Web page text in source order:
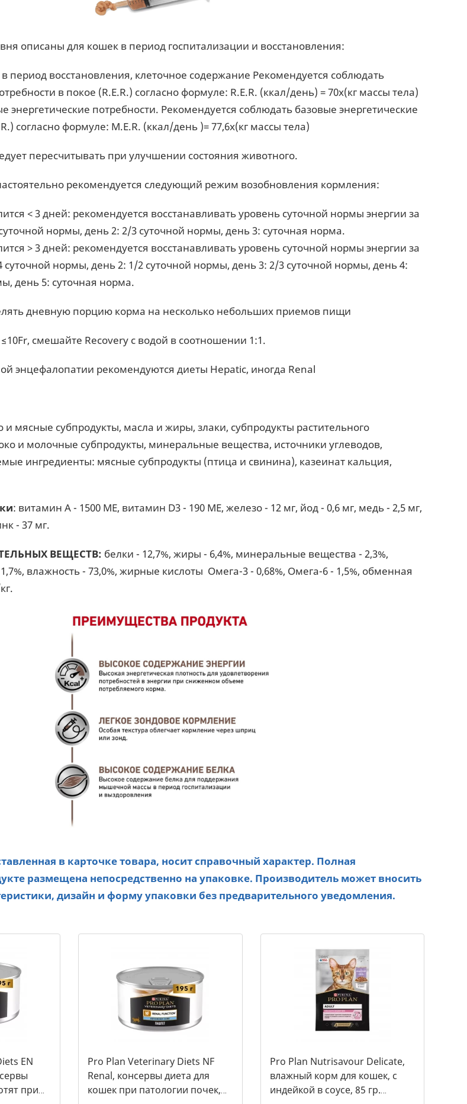
описаны для кошек в период госпитализации и восстановления:
период восстановления, клеточное содержание Рекомендуется соблюдать
в покое (R.E.R.) согласно формуле: R.E.R. (ккал/день) = 70x(кг массы тела)
энергетические потребности. Рекомендуется соблюдать базовые энергетические
согласно формуле: M.E.R. (ккал/день )= 77,6x(кг массы тела)
пересчитывать при улучшении состояния животного.
рекомендуется следующий режим возобновления кормления:
< 3 дней: рекомендуется восстанавливать уровень суточной нормы энергии за
нормы, день 2: 2/3 суточной нормы, день 3: суточная норма.
> 3 дней: рекомендуется восстанавливать уровень суточной нормы энергии за
суточной нормы, день 2: 1/2 суточной нормы, день 3: 2/3 суточной нормы, день 4:
день 5: суточная норма.
дневную порцию корма на несколько небольших приемов пищи
смешайте Recovery с водой в соотношении 1:1.
энцефалопатии рекомендуются диеты Hepatic, иногда Renal
и мясные субпродукты, масла и жиры, злаки, субпродукты растительного
и молочные субпродукты, минеральные вещества, источники углеводов,
ингредиенты: мясные субпродукты (птица и свинина), казеинат кальция,
: витамин A - 1500 ME, витамин D3 - 190 ME, железо - 12 мг, йод - 0,6 мг, медь - 2,5 мг,
- 37 мг.
ВЕЩЕСТВ: белки - 12,7%, жиры - 6,4%, минеральные вещества - 2,3%,
влажность - 73,0%, жирные кислоты Омега-3 - 0,68%, Омега-6 - 1,5%, обменная
в карточке товара, носит справочный характер. Полная
размещена непосредственно на упаковке. Производитель может вносить
дизайн и форму упаковки без предварительного уведомления.
EN
при
Pro Plan Veterinary Diets NF
Renal, консервы диета для
кошек при патологии почек,
Pro Plan Nutrisavour Delicate,
влажный корм для кошек, с
индейкой в соусе, 85 гр.